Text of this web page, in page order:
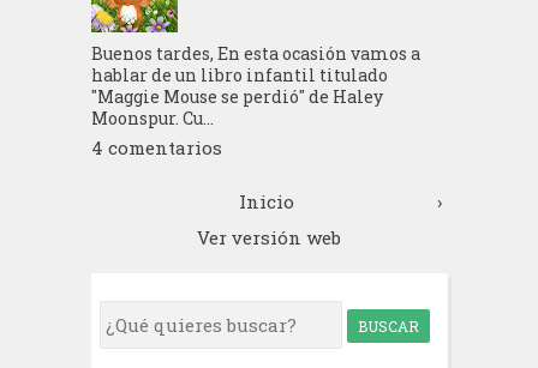
Buenos tardes, En esta ocasión vamos a
hablar de un libro infantil titulado
"Maggie Mouse se perdió" de Haley
Moonspur. Cu...
4 comentarios
›
Inicio
Ver versión web
S
e